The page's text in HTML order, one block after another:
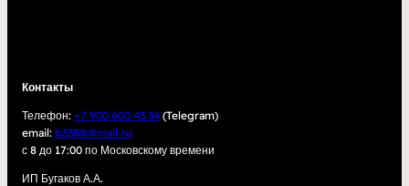
Контакты
Телефон: +7 900 600 43 34 (Telegram)
email: b3388@mail.ru
с 8 до 17:00 по Московскому времени
ИП Бугаков А.А.